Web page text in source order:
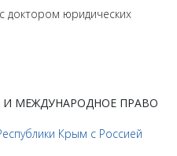
доктором юридических
И МЕЖДУНАРОДНОЕ ПРАВО